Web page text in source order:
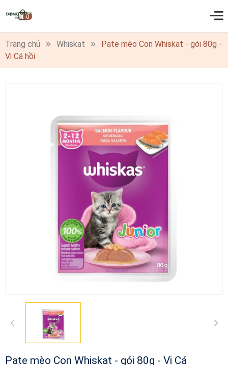
0
Trang chủ Whiskat
Pate mèo Con Whiskat - gói 80g -
Vị Cá hồi
Pate mèo Con Whiskat - gói 80g - Vị Cá